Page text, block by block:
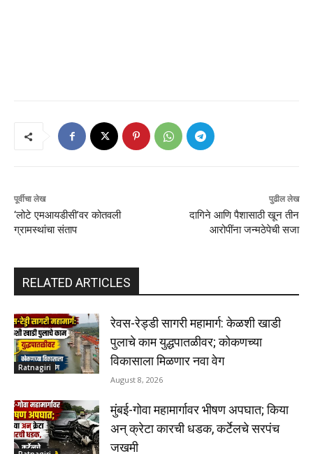
पूर्वीचा लेख
‘लोटे एमआयडीसी’वर कोतवली
ग्रामस्थांचा संताप
पुढील लेख
दागिने आणि पैशासाठी खून तीन
आरोपींना जन्मठेपेची सजा
RELATED ARTICLES
Ratnagiri
रेवस-रेड्डी सागरी महामार्ग: केळशी खाडी
पुलाचे काम युद्धपातळीवर; कोकणच्या
विकासाला मिळणार नवा वेग
August 8, 2026
मुंबई-गोवा महामार्गावर भीषण अपघात; किया
अन् क्रेटा कारची धडक, कर्टेलचे सरपंच
जखमी